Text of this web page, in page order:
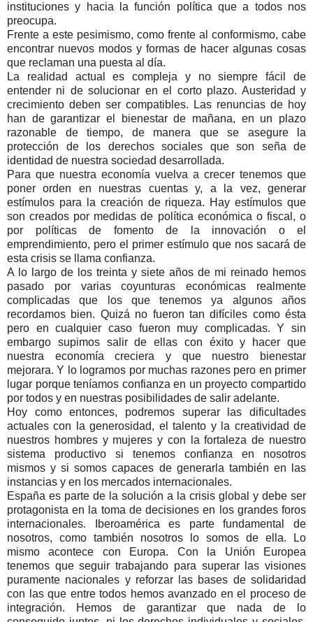
instituciones y hacia la función política que a todos nos
preocupa.
Frente a este pesimismo, como frente al conformismo, cabe
encontrar nuevos modos y formas de hacer algunas cosas
que reclaman una puesta al día.
La realidad actual es compleja y no siempre fácil de
entender ni de solucionar en el corto plazo. Austeridad y
crecimiento deben ser compatibles. Las renuncias de hoy
han de garantizar el bienestar de mañana, en un plazo
razonable de tiempo, de manera que se asegure la
protección de los derechos sociales que son seña de
identidad de nuestra sociedad desarrollada.
Para que nuestra economía vuelva a crecer tenemos que
poner orden en nuestras cuentas y, a la vez, generar
estímulos para la creación de riqueza. Hay estímulos que
son creados por medidas de política económica o fiscal, o
por políticas de fomento de la innovación o el
emprendimiento, pero el primer estímulo que nos sacará de
esta crisis se llama confianza.
A lo largo de los treinta y siete años de mi reinado hemos
pasado por varias coyunturas económicas realmente
complicadas que los que tenemos ya algunos años
recordamos bien. Quizá no fueron tan difíciles como ésta
pero en cualquier caso fueron muy complicadas. Y sin
embargo supimos salir de ellas con éxito y hacer que
nuestra economía creciera y que nuestro bienestar
mejorara. Y lo logramos por muchas razones pero en primer
lugar porque teníamos confianza en un proyecto compartido
por todos y en nuestras posibilidades de salir adelante.
Hoy como entonces, podremos superar las dificultades
actuales con la generosidad, el talento y la creatividad de
nuestros hombres y mujeres y con la fortaleza de nuestro
sistema productivo si tenemos confianza en nosotros
mismos y si somos capaces de generarla también en las
instancias y en los mercados internacionales.
España es parte de la solución a la crisis global y debe ser
protagonista en la toma de decisiones en los grandes foros
internacionales. Iberoamérica es parte fundamental de
nosotros, como también nosotros lo somos de ella. Lo
mismo acontece con Europa. Con la Unión Europea
tenemos que seguir trabajando para superar las visiones
puramente nacionales y reforzar las bases de solidaridad
con las que entre todos hemos avanzado en el proceso de
integración. Hemos de garantizar que nada de lo